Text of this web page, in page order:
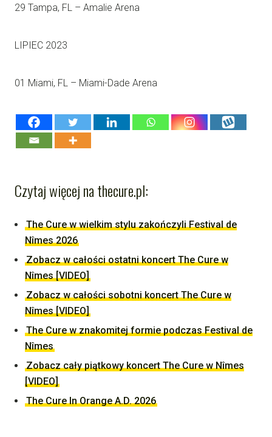
29 Tampa, FL – Amalie Arena
LIPIEC 2023
01 Miami, FL – Miami-Dade Arena
Czytaj więcej na thecure.pl:
The Cure w wielkim stylu zakończyli Festival de
Nîmes 2026
Zobacz w całości ostatni koncert The Cure w
Nîmes [VIDEO]
Zobacz w całości sobotni koncert The Cure w
Nîmes [VIDEO]
The Cure w znakomitej formie podczas Festival de
Nîmes
Zobacz cały piątkowy koncert The Cure w Nîmes
[VIDEO]
The Cure In Orange A.D. 2026